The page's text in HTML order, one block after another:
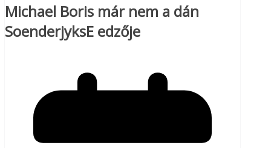
Michael Boris már nem a dán
SoenderjyksE edzője